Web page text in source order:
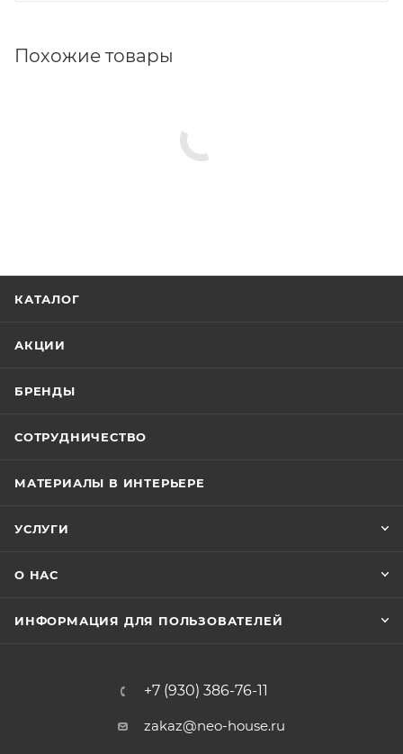
Похожие товары
КАТАЛОГ
АКЦИИ
БРЕНДЫ
СОТРУДНИЧЕСТВО
МАТЕРИАЛЫ В ИНТЕРЬЕРЕ
УСЛУГИ
О НАС
ИНФОРМАЦИЯ ДЛЯ ПОЛЬЗОВАТЕЛЕЙ
+7 (930) 386-76-11
zakaz@neo-house.ru